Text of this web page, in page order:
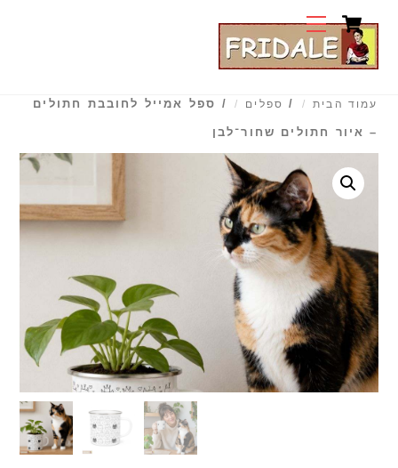
content
MenuCart
עמוד הבית / ספלים / ספל אמייל לחובבת חתולים
– איור חתולים שחור־לבן